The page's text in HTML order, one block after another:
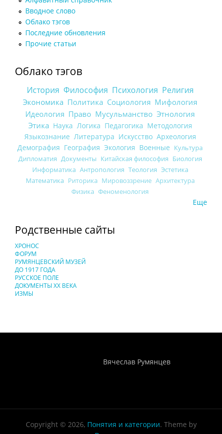
Вводное слово
Облако тэгов
Последние обновления
Прочие статьи
Облако тэгов
История Философия Психология Религия
Экономика Политика Социология Мифология
Идеология Право Мусульманство Этнология
Этика Наука Логика Педагогика Методология
Языкознание Литература Искусство Археология
Демография География Экология Военные Культура
Дипломатия Документы Китайская философия Биология
Информатика Антропология Теология Эстетика
Математика Риторика Мировоззрение Архитектура
Физика Феноменология
Еще
Родственные сайты
ХРОНОС
ФОРУМ
РУМЯНЦЕВСКИЙ МУЗЕЙ
ДО 1917 ГОДА
РУССКОЕ ПОЛЕ
ДОКУМЕНТЫ XX ВЕКА
ИЗМЫ
Вячеслав Румянцев
Copyright © 2026, Понятия и категории. Theme by